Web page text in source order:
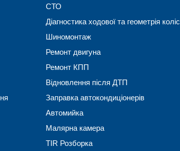
СТО
Діагностика ходової та геометрія коліс
Шиномонтаж
Ремонт двигуна
Ремонт КПП
Відновлення після ДТП
Заправка автокондиціонерів
Автомийка
Малярна камера
TIR Розборка